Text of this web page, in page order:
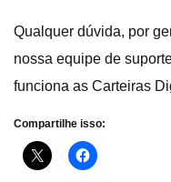
Qualquer dúvida, por
nossa equipe de
funciona as Carteiras
Compartilhe isso: